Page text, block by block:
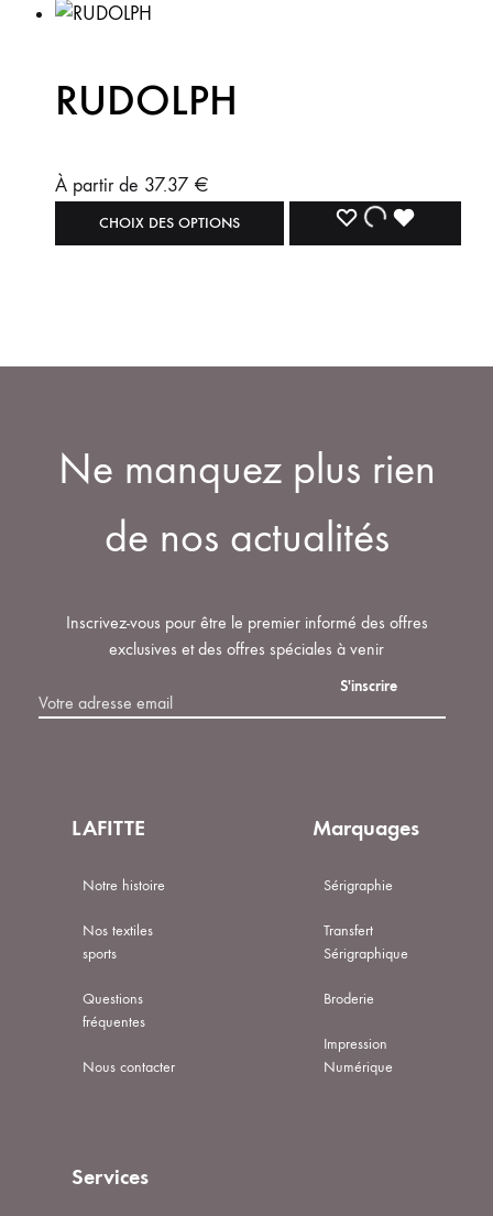
RUDOLPH
À partir de 37.37 €
CHOIX DES OPTIONS
Ne manquez plus rien
de nos actualités
Inscrivez-vous pour être le premier informé des offres
exclusives et des offres spéciales à venir
LAFITTE
Notre histoire
Nos textiles
sports
Questions
fréquentes
Nous contacter
Marquages
Sérigraphie
Transfert
Sérigraphique
Broderie
Impression
Numérique
Services